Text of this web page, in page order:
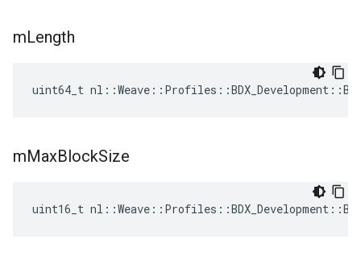
mLength
uint64_t
mMaxBlockSize
uint16_t